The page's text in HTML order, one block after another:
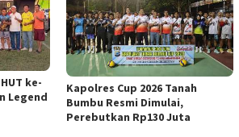
ke-
Legend
Kapolres Cup 2026 Tanah
Bumbu Resmi Dimulai,
Perebutkan Rp130 Juta